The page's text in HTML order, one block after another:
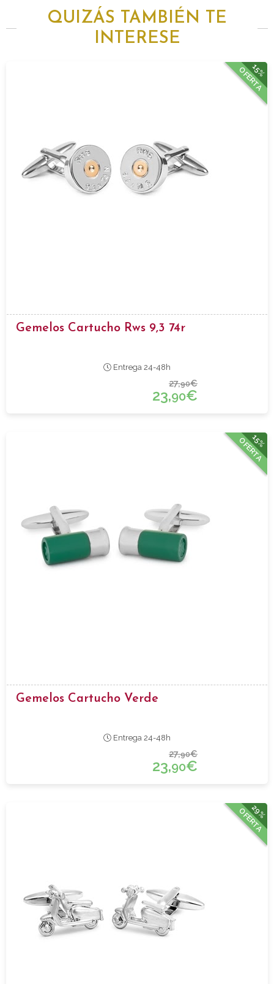
QUIZÁS TAMBIÉN TE
INTERESE
15%
OFERTA
Gemelos Cartucho Rws 9,3 74r
Entrega 24-48h
27,90€
23,90€
15%
OFERTA
Gemelos Cartucho Verde
Entrega 24-48h
27,90€
23,90€
29%
OFERTA